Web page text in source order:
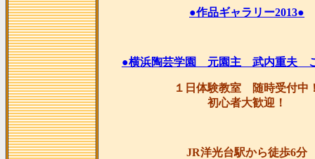
●作品ギャラリー2013●
●横浜陶芸学園 元園主 武内重夫
１日体験教室 随時受付中
初心者大歓迎！
JR洋光台駅から徒歩6分